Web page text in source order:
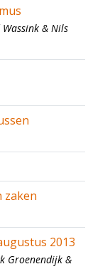
Wassink & Nils
zaken
2013
Groenendijk &